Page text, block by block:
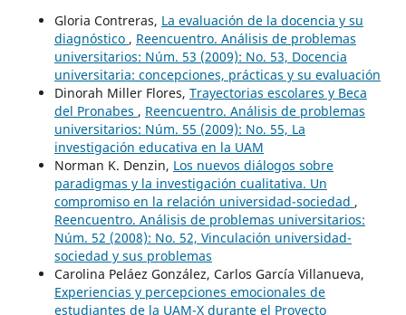
Gloria Contreras, La evaluación de la docencia y su
diagnóstico , Reencuentro. Análisis de problemas
universitarios: Núm. 53 (2009): No. 53, Docencia
universitaria: concepciones, prácticas y su evaluación
Dinorah Miller Flores, Trayectorias escolares y Beca
del Pronabes , Reencuentro. Análisis de problemas
universitarios: Núm. 55 (2009): No. 55, La
investigación educativa en la UAM
Norman K. Denzin, Los nuevos diálogos sobre
paradigmas y la investigación cualitativa. Un
compromiso en la relación universidad-sociedad ,
Reencuentro. Análisis de problemas universitarios:
Núm. 52 (2008): No. 52, Vinculación universidad-
sociedad y sus problemas
Carolina Peláez González, Carlos García Villanueva,
Experiencias y percepciones emocionales de
estudiantes de la UAM-X durante el Proyecto